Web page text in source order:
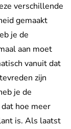
verschillende
gemaakt
je de
aan moet
vanuit dat
zijn
je de
hoe meer
is. Als laatst